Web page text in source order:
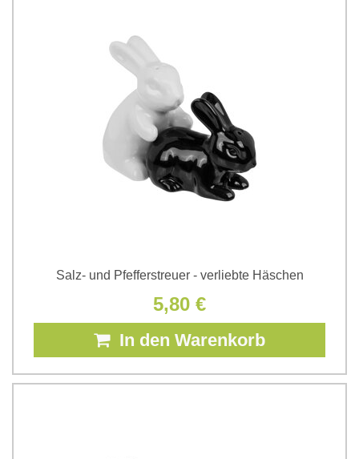
Salz- und Pfefferstreuer - verliebte Häschen
5,80 €
In den Warenkorb